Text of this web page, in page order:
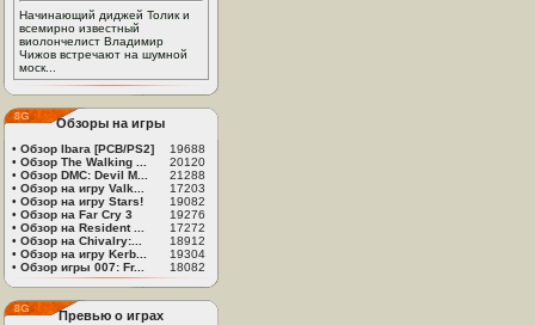
Начинающий диджей Толик и
всемирно известный
виолончелист Владимир
Чижов встречают на шумной
моск...
Обзоры на игры
• Обзор Ibara [PCB/PS2]
19688
• Обзор The Walking ...
20120
• Обзор DMC: Devil M...
21288
• Обзор на игру Valk...
17203
• Обзор на игру Stars!
19082
• Обзор на Far Cry 3
19276
• Обзор на Resident ...
17272
• Обзор на Chivalry:...
18912
• Обзор на игру Kerb...
19304
• Обзор игры 007: Fr... 18082
Превью о играх